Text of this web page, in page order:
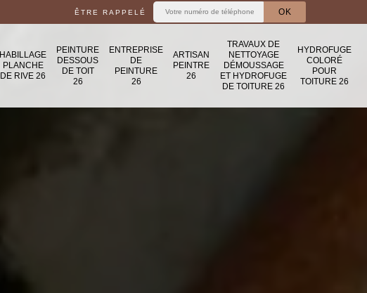
ÊTRE RAPPELÉ
HABILLAGE
PLANCHE
DE RIVE 26
PEINTURE
DESSOUS
DE TOIT
26
ENTREPRISE
DE
PEINTURE
26
ARTISAN
PEINTRE
26
TRAVAUX DE
NETTOYAGE
DÉMOUSSAGE
ET HYDROFUGE
DE TOITURE 26
HYDROFUGE
COLORÉ
POUR
TOITURE 26